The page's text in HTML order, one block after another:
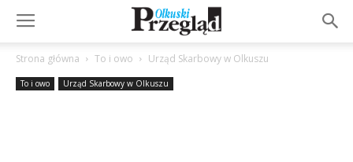
Strona główna To i owo Urząd Skarbowy w Olkuszu
To i owo Urząd Skarbowy w Olkuszu